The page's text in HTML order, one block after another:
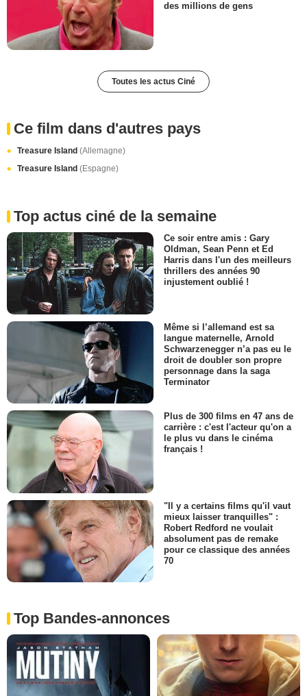
des millions de gens
Toutes les actus Ciné
Ce film dans d'autres pays
Treasure Island (Allemagne)
Treasure Island (Espagne)
Top actus ciné de la semaine
Ce soir entre amis : Gary
Oldman, Sean Penn et Ed
Harris dans l'un des meilleurs
thrillers des années 90
injustement oublié !
Même si l’allemand est sa
langue maternelle, Arnold
Schwarzenegger n’a pas eu le
droit de doubler son propre
personnage dans la saga
Terminator
Plus de 300 films en 47 ans de
carrière : c'est l'acteur qu'on a
le plus vu dans le cinéma
français !
"Il y a certains films qu'il vaut
mieux laisser tranquilles" :
Robert Redford ne voulait
absolument pas de remake
pour ce classique des années
70
Top Bandes-annonces